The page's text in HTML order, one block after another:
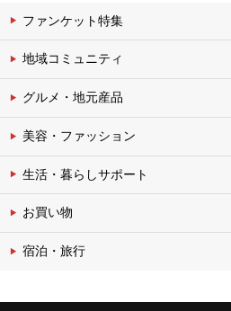
ファンケット特集
地域コミュニティ
グルメ・地元産品
美容・ファッション
生活・暮らしサポート
お買い物
宿泊・旅行